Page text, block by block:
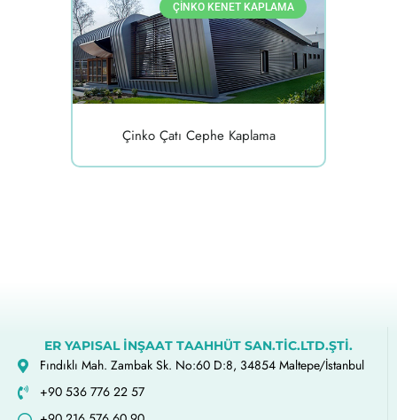
ÇINKO KENET KAPLAMA
Çinko Çatı Cephe Kaplama
ER YAPISAL İNŞAAT TAAHHÜT SAN.TİC.LTD.ŞTİ.
Fındıklı Mah. Zambak Sk. No:60 D:8, 34854 Maltepe/İstanbul
+90 536 776 22 57